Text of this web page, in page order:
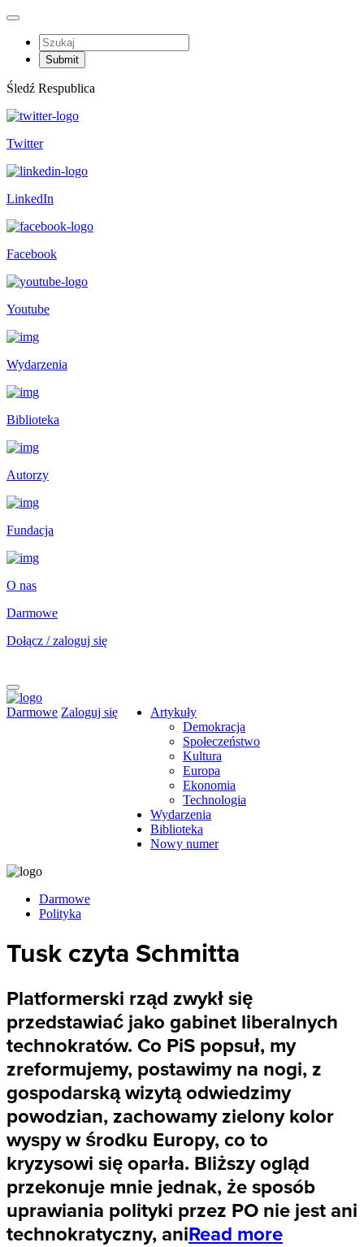
Śledź Respublica
Twitter
LinkedIn
Facebook
Youtube
Wydarzenia
Biblioteka
Autorzy
Fundacja
O nas
Darmowe
Dołącz / zaloguj się
Darmowe Zaloguj się
Artykuły
Demokracja
Społeczeństwo
Kultura
Europa
Ekonomia
Technologia
Wydarzenia
Biblioteka
Nowy numer
Darmowe
Polityka
Tusk czyta Schmitta
Platformerski rząd zwykł się
przedstawiać jako gabinet liberalnych
technokratów. Co PiS popsuł, my
zreformujemy, postawimy na nogi, z
gospodarską wizytą odwiedzimy
powodzian, zachowamy zielony kolor
wyspy w środku Europy, co to
kryzysowi się oparła. Bliższy ogląd
przekonuje mnie jednak, że sposób
uprawiania polityki przez PO nie jest ani
technokratyczny, aniRead more